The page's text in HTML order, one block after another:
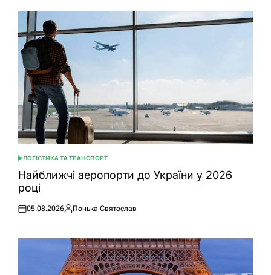
ОПУБЛІКУВАТИ
У
ЛОГІСТИКА ТА ТРАНСПОРТ
Найближчі аеропорти до України у 2026
році
Оприлюднено
05.08.2026
Опубліковано
Понька Святослав